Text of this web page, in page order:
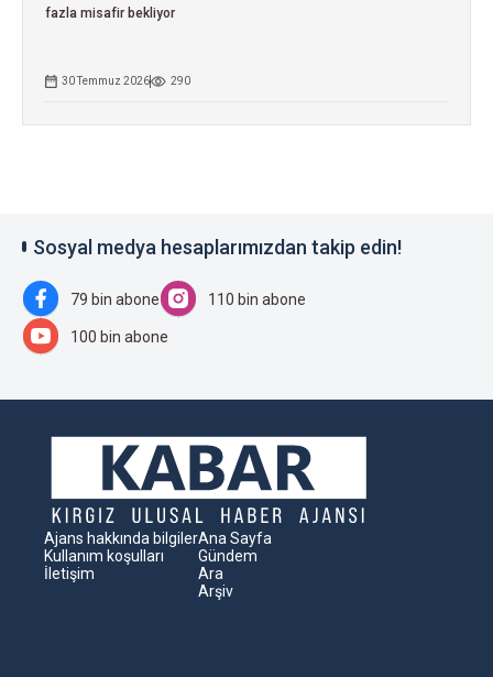
fazla misafir bekliyor
30 Temmuz 2026 290
Sosyal medya hesaplarımızdan takip edin!
79 bin abone 110 bin abone
100 bin abone
Ajans hakkında bilgiler
Kullanım koşulları
İletişim
Ana Sayfa
Gündem
Ara
Arşiv